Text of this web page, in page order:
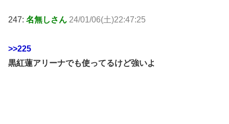
247: 名無しさん 24/01/06(土)22:47:25
>>225
黒紅蓮アリーナでも使ってるけど強いよ